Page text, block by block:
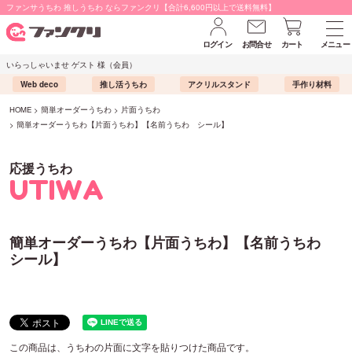
ファンサうちわ 推しうちわ ならファンクリ【合計6,600円以上で送料無料】
ログイン お問合せ カート
メニュー
いらっしゃいませ ゲスト 様（会員）
Web deco
推し活うちわ アクリルスタンド 手作り材料
HOME 簡単オーダーうちわ
片面うちわ
簡単オーダーうちわ【片面うちわ】【名前うちわ シール】
応援うちわ
UTIWA
簡単オーダーうちわ【片面うちわ】【名前うちわ
シール】
この商品は、うちわの片面に文字を貼りつけた商品です。